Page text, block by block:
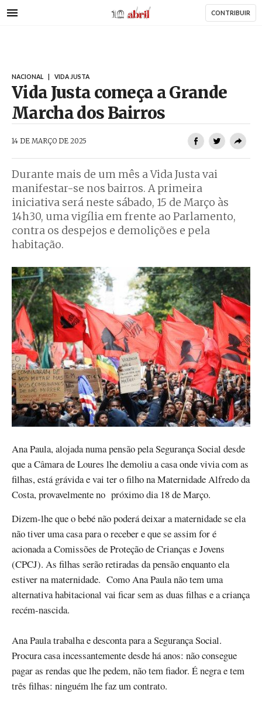
para
AbrilAbril CONTRIBUIR
NACIONAL VIDA JUSTA
Vida Justa começa a Grande
Marcha dos Bairros
14 DE MARÇO DE 2025
Durante mais de um mês a Vida Justa vai
manifestar-se nos bairros. A primeira
iniciativa será neste sábado, 15 de Março às
14h30, uma vigília em frente ao Parlamento,
contra os despejos e demolições e pela
habitação.
Ana Paula, alojada numa pensão pela Segurança Social desde
que a Câmara de Loures lhe demoliu a casa onde vivia com as
filhas, está grávida e vai ter o filho na Maternidade Alfredo da
Costa, provavelmente no próximo dia 18 de Março.
Dizem-lhe que o bebé não poderá deixar a maternidade se ela
não tiver uma casa para o receber e que se assim for é
acionada a Comissões de Proteção de Crianças e Jovens
(CPCJ). As filhas serão retiradas da pensão enquanto ela
estiver na maternidade. Como Ana Paula não tem uma
alternativa habitacional vai ficar sem as duas filhas e a criança
recém-nascida.
Ana Paula trabalha e desconta para a Segurança Social.
Procura casa incessantemente desde há anos: não consegue
pagar as rendas que lhe pedem, não tem fiador. É negra e tem
três filhas: ninguém lhe faz um contrato.